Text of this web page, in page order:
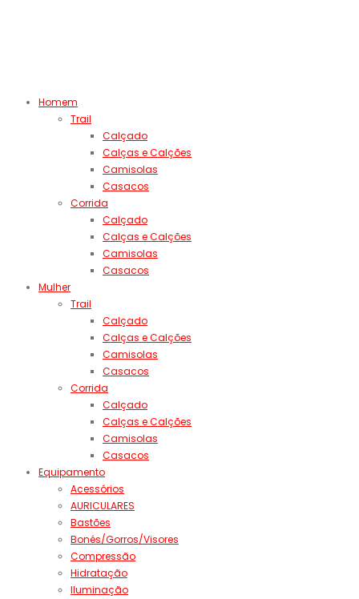
Homem
Trail
Calçado
Calças e Calções
Camisolas
Casacos
Corrida
Calçado
Calças e Calções
Camisolas
Casacos
Mulher
Trail
Calçado
Calças e Calções
Camisolas
Casacos
Corrida
Calçado
Calças e Calções
Camisolas
Casacos
Equipamento
Acessórios
AURICULARES
Bastões
Bonés/Gorros/Visores
Compressão
Hidratação
Iluminação